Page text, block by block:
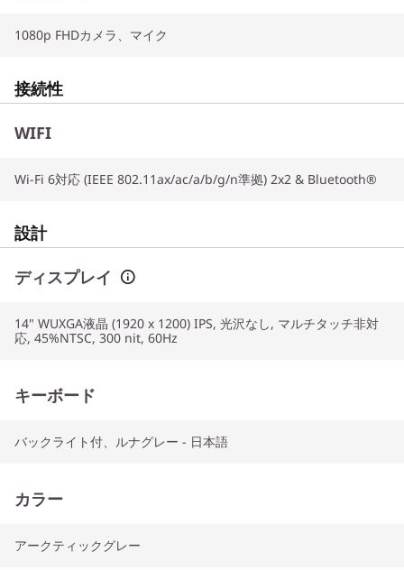
1080p FHDカメラ、マイク
接続性
WIFI
Wi-Fi 6対応 (IEEE 802.11ax/ac/a/b/g/n準拠) 2x2 & Bluetooth®
設計
ディスプレイ
14" WUXGA液晶 (1920 x 1200) IPS, 光沢なし, マルチタッチ非対
応, 45%NTSC, 300 nit, 60Hz
キーボード
バックライト付、ルナグレー - 日本語
カラー
アークティックグレー